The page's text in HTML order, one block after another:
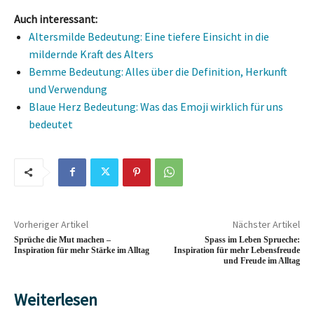
Auch interessant:
Altersmilde Bedeutung: Eine tiefere Einsicht in die
mildernde Kraft des Alters
Bemme Bedeutung: Alles über die Definition, Herkunft
und Verwendung
Blaue Herz Bedeutung: Was das Emoji wirklich für uns
bedeutet
Vorheriger Artikel
Sprüche die Mut machen –
Inspiration für mehr Stärke im Alltag
Nächster Artikel
Spass im Leben Sprueche:
Inspiration für mehr Lebensfreude
und Freude im Alltag
Weiterlesen